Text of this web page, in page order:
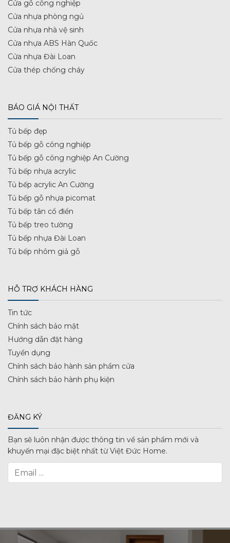
Cửa gỗ công nghiệp
Cửa nhựa phòng ngủ
Cửa nhựa nhà vệ sinh
Cửa nhựa ABS Hàn Quốc
Cửa nhựa Đài Loan
Cửa thép chống cháy
BÁO GIÁ NỘI THẤT
Tủ bếp đẹp
Tủ bếp gỗ công nghiệp
Tủ bếp gỗ công nghiệp An Cường
Tủ bếp nhựa acrylic
Tủ bếp acrylic An Cường
Tủ bếp gỗ nhựa picomat
Tủ bếp tân cổ điển
Tủ bếp treo tường
Tủ bếp nhựa Đài Loan
Tủ bếp nhôm giả gỗ
HỖ TRỢ KHÁCH HÀNG
Tin tức
Chính sách bảo mật
Hướng dẫn đặt hàng
Tuyển dụng
Chính sách bảo hành sản phẩm cửa
Chính sách bảo hành phụ kiện
ĐĂNG KÝ
Bạn sẽ luôn nhận được thông tin về sản phẩm mới và
khuyến mại đặc biệt nhất từ Việt Đức Home.